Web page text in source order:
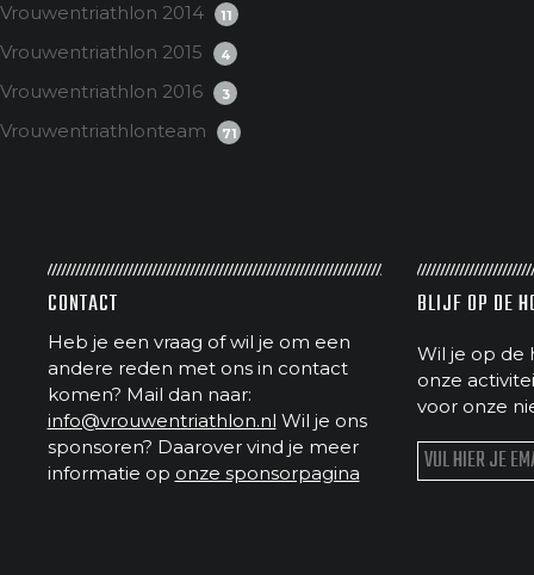
Vrouwentriathlon 2014 11
Vrouwentriathlon 2015 4
Vrouwentriathlon 2016 3
Vrouwentriathlonteam 71
CONTACT
Heb je een vraag of wil je om een
andere reden met ons in contact
komen? Mail dan naar:
info@vrouwentriathlon.nl Wil je ons
sponsoren? Daarover vind je meer
informatie op onze sponsorpagina
BLIJF OP DE
Wil je op de
onze
voor onze